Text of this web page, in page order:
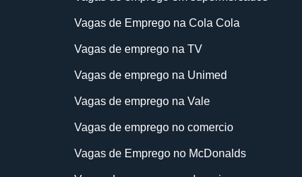
Vagas de Emprego na Cola Cola
Vagas de emprego na TV
Vagas de emprego na Unimed
Vagas de emprego na Vale
Vagas de emprego no comercio
Vagas de Emprego no McDonalds